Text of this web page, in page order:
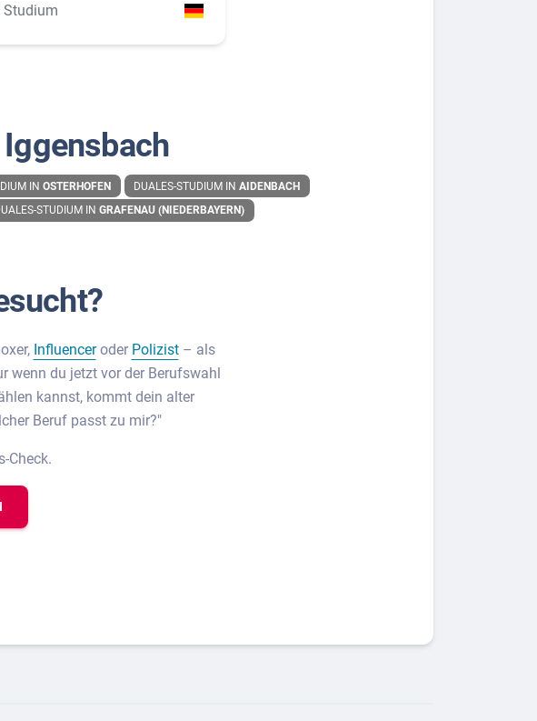
Studium
IN OSTERHOFEN DUALES-STUDIUM INAIDENBACH
STUDIUM INGRAFENAU (NIEDERBAYERN)
Influenceroder Polizist– als
wenn du jetzt vor der Berufswahl
kannst, kommt dein alter
Beruf passt zu mir?"
Check.